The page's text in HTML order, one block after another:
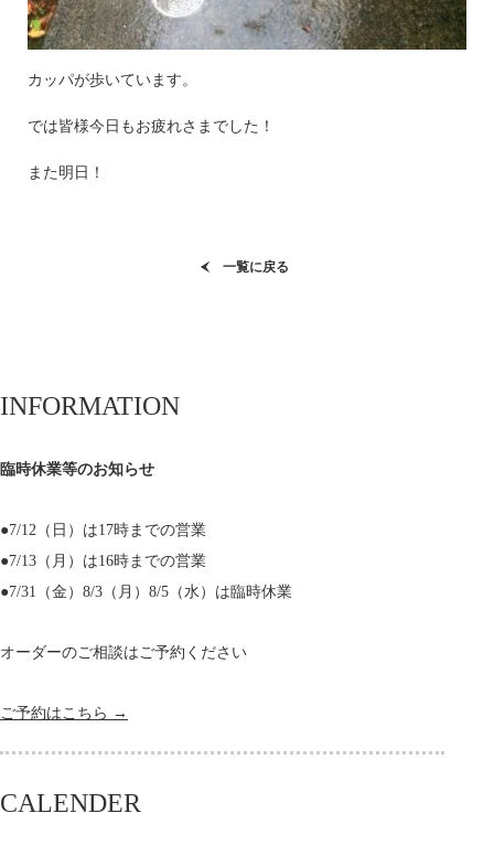
カッパが歩いています。
では皆様今日もお疲れさまでした！
また明日！
一覧に戻る
INFORMATION
臨時休業等のお知らせ
●7/12（日）は17時までの営業
●7/13（月）は16時までの営業
●7/31（金）8/3（月）8/5（水）は臨時休業
オーダーのご相談はご予約ください
ご予約はこちら →
CALENDER